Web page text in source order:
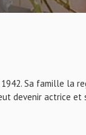
Sa famille la
devenir actrice et